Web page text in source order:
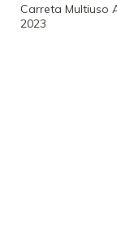
Carreta Multiuso
2023